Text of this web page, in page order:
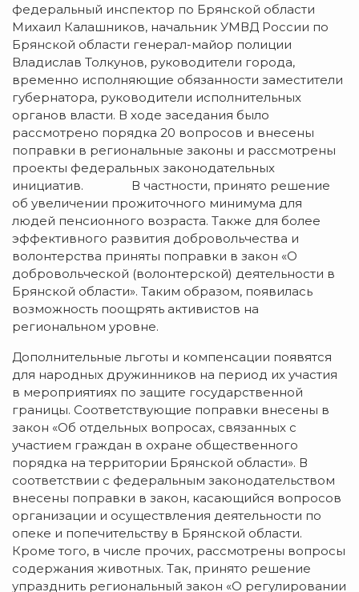
федеральный инспектор по Брянской области
Михаил Калашников, начальник УМВД России по
Брянской области генерал-майор полиции
Владислав Толкунов, руководители города,
временно исполняющие обязанности заместители
губернатора, руководители исполнительных
органов власти. В ходе заседания было
рассмотрено порядка 20 вопросов и внесены
поправки в региональные законы и рассмотрены
проекты федеральных законодательных
инициатив. В частности, принято решение
об увеличении прожиточного минимума для
людей пенсионного возраста. Также для более
эффективного развития добровольчества и
волонтерства приняты поправки в закон «О
добровольческой (волонтерской) деятельности в
Брянской области». Таким образом, появилась
возможность поощрять активистов на
региональном уровне.
Дополнительные льготы и компенсации появятся
для народных дружинников на период их участия
в мероприятиях по защите государственной
границы. Соответствующие поправки внесены в
закон «Об отдельных вопросах, связанных с
участием граждан в охране общественного
порядка на территории Брянской области». В
соответствии с федеральным законодательством
внесены поправки в закон, касающийся вопросов
организации и осуществления деятельности по
опеке и попечительству в Брянской области.
Кроме того, в числе прочих, рассмотрены вопросы
содержания животных. Так, принято решение
упразднить региональный закон «О регулировании